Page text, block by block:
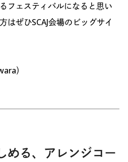
フェスティバルになると思い
はぜひSCAJ会場のビッグサイ
）
める、アレンジコー